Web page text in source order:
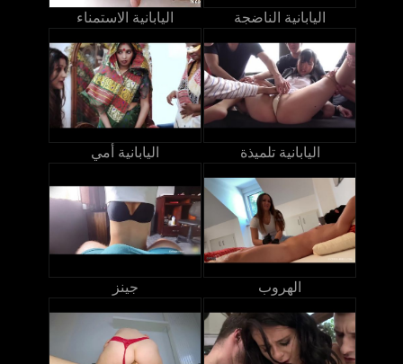
اليابانية الاستمناء اليابانية الناضجة
اليابانية أمي اليابانية تلميذة
جينز الهروب